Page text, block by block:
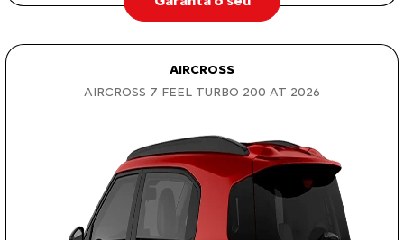
AIRCROSS
AIRCROSS 7 FEEL TURBO 200 AT 2026